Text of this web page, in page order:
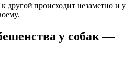
другой происходит незаметно и у
у собак —